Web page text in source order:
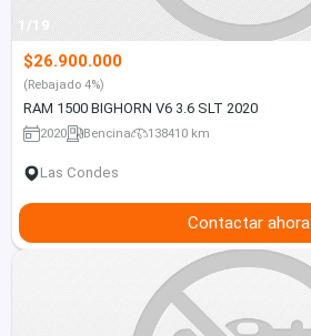
1/19
$26.900.000
(Rebajado 4%)
RAM 1500 BIGHORN V6 3.6 SLT 2020
2020 Bencina 138410 km
Las Condes
Contactar ahora